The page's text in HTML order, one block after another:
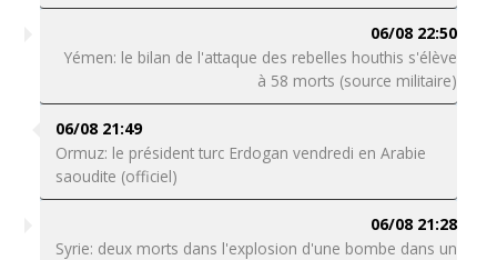
06/08 22:50
Yémen: le bilan de l'attaque des rebelles houthis s'élève
à 58 morts (source militaire)
06/08 21:49
Ormuz: le président turc Erdogan vendredi en Arabie
saoudite (officiel)
06/08 21:28
Syrie: deux morts dans l'explosion d'une bombe dans un